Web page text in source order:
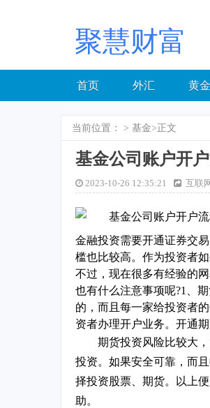
聚慧财富
首页 外汇 黄金
当前位置： > 基金>正文
基金公司账户开
2023-10-26 12:35:21 互联
金融投资需要开通证券交
槛也比较高。作为投资者
不过，现在很多有经验的
也有什么注意事项呢?1、
的，而且每一家给投资者
资者办理开户业务。开通
期货投资风险比较大
投资。如果安全可靠，而
择投资股票、期货。以上
助。